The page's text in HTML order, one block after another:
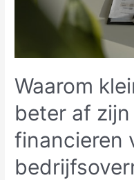
woonplaats
Waarom
beter af
financieren